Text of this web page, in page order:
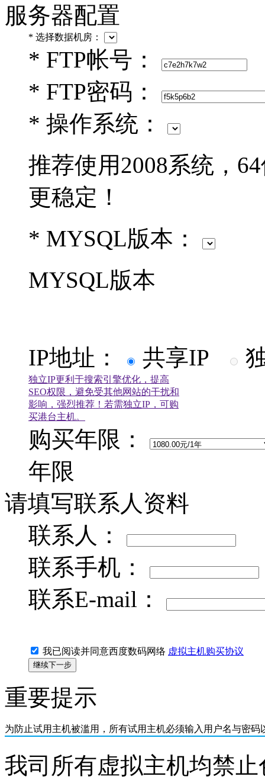
服务器配置
* 选择数据机房：
* FTP帐号：
* FTP密码：
* 操作系统：
推荐使用2008系统，
更稳定！
* MYSQL版本：
MYSQL版本
IP地址： 共享IP
独立IP更利于搜索引擎优化，提高
SEO权限，避免受其他网站的干扰和
影响，强烈推荐！若需独立IP，可购
买港台主机。
购买年限：
年限
请填写联系人资料
联系人：
联系手机：
联系E-mail：
我已阅读并同意西度数码网络 虚拟主机购买协议
重要提示
为防止试用主机被滥用，所有试用主机必须输入用户名与密码
我司所有虚拟主机均禁